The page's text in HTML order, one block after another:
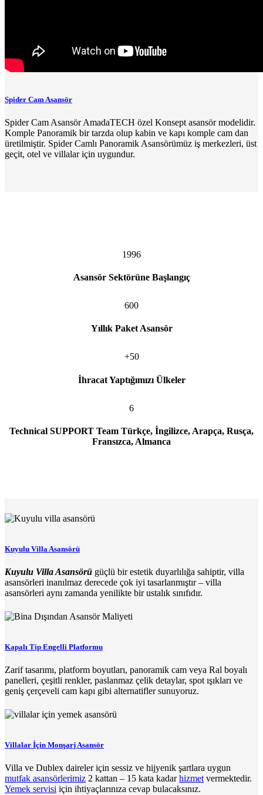
Spider Cam Asansör
Spider Cam Asansör AmadaTECH özel Konsept asansör modelidir.
Komple Panoramik bir tarzda olup kabin ve kapı komple cam dan
üretilmiştir. Spider Camlı Panoramik Asansörümüz iş merkezleri, üst
geçit, otel ve villalar için uygundur.
1996
Asansör Sektörüne Başlangıç
600
Yıllık Paket Asansör
+50
İhracat Yaptığımızı Ülkeler
6
Technical SUPPORT Team Türkçe, İngilizce, Arapça, Rusça,
Fransızca, Almanca
Kuyulu Villa Asansörü
Kuyulu Villa Asansörü güçlü bir estetik duyarlılığa sahiptir, villa
asansörleri inanılmaz derecede çok iyi tasarlanmıştır – villa
asansörleri aynı zamanda yenilikte bir ustalık sınıfıdır.
Kapalı Tip Engelli Platformu
Zarif tasarımı, platform boyutları, panoramik cam veya Ral boyalı
panelleri, çeşitli renkler, paslanmaz çelik detaylar, spot ışıkları ve
geniş çerçeveli cam kapı gibi alternatifler sunuyoruz.
Villalar İçin Monşarj Asansör
Villa ve Dublex daireler için sessiz ve hijyenik şartlara uygun
mutfak asansörlerimiz 2 kattan – 15 kata kadarhizmetvermektedir.
Yemek servisi için ihtiyaçlarınıza cevap bulacaksınız.